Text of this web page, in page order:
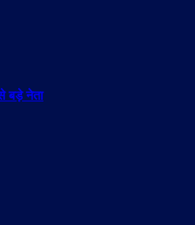
बड़े नेता